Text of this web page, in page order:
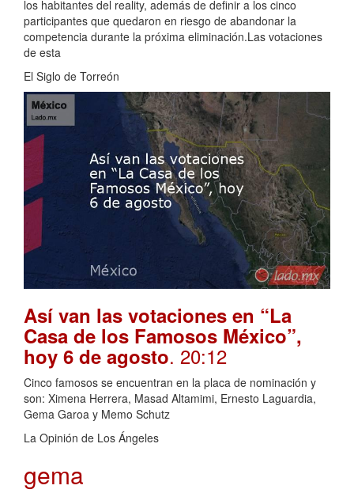
los habitantes del reality, además de definir a los cinco
participantes que quedaron en riesgo de abandonar la
competencia durante la próxima eliminación.Las votaciones
de esta
El Siglo de Torreón
Así van las votaciones en “La
Casa de los Famosos México”,
hoy 6 de agosto. 20:12
Cinco famosos se encuentran en la placa de nominación y
son: Ximena Herrera, Masad Altamimi, Ernesto Laguardia,
Gema Garoa y Memo Schutz
La Opinión de Los Ángeles
gema